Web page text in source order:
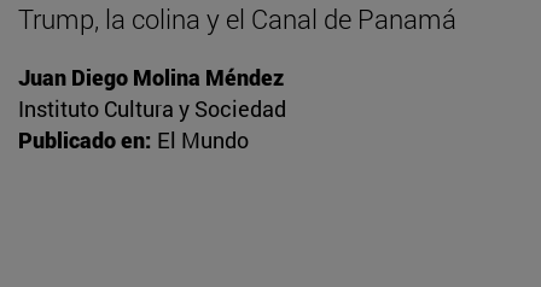
Trump, la colina y el Canal de Panamá
Juan Diego Molina Méndez
Instituto Cultura y Sociedad
Publicado en: El Mundo